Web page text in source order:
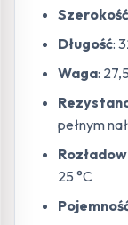
Szerokość
Długość:
Waga:
pełnym
25 °C